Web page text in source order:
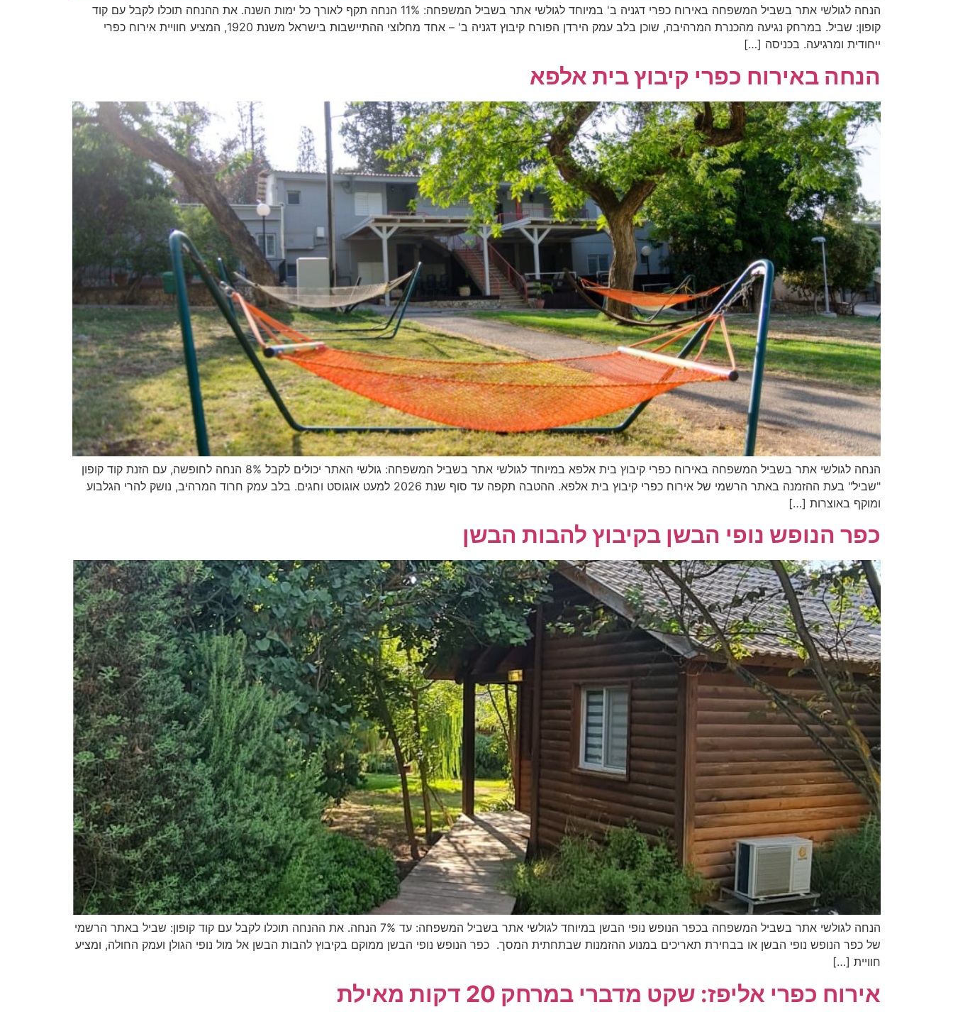
הנחה לגולשי אתר בשביל המשפחה באירוח כפרי דגניה ב' במיוחד לגולשי אתר בשביל המשפחה: 11% הנחה תקף לאורך כל ימות השנה. את ההנחה תוכלו לקבל עם קוד
קופון: שביל. במרחק נגיעה מהכנרת המרהיבה, שוכן בלב עמק הירדן הפורח קיבוץ דגניה ב' – אחד מחלוצי ההתיישבות בישראל משנת 1920, המציע חוויית אירוח כפרי
ייחודית ומרגיעה. בכניסה […]
הנחה באירוח כפרי קיבוץ בית אלפא
הנחה לגולשי אתר בשביל המשפחה באירוח כפרי קיבוץ בית אלפא במיוחד לגולשי אתר בשביל המשפחה: גולשי האתר יכולים לקבל 8% הנחה לחופשה, עם הזנת קוד קופון
"שביל" בעת ההזמנה באתר הרשמי של אירוח כפרי קיבוץ בית אלפא. ההטבה תקפה עד סוף שנת 2026 למעט אוגוסט וחגים. בלב עמק חרוד המרהיב, נושק להרי הגלבוע
ומוקף באוצרות […]
כפר הנופש נופי הבשן בקיבוץ להבות הבשן
הנחה לגולשי אתר בשביל המשפחה בכפר הנופש נופי הבשן במיוחד לגולשי אתר בשביל המשפחה: עד 7% הנחה. את ההנחה תוכלו לקבל עם קוד קופון: שביל באתר הרשמי
של כפר הנופש נופי הבשן או בבחירת תאריכים במנוע ההזמנות שבתחתית המסך. כפר הנופש נופי הבשן ממוקם בקיבוץ להבות הבשן אל מול נופי הגולן ועמק החולה, ומציע
חוויית […]
אירוח כפרי אליפז: שקט מדברי במרחק 20 דקות מאילת